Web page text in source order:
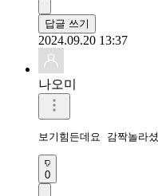
답글 쓰기
2024.09.20 13:37
나오미
보기힘든데요 감짝놀라
0